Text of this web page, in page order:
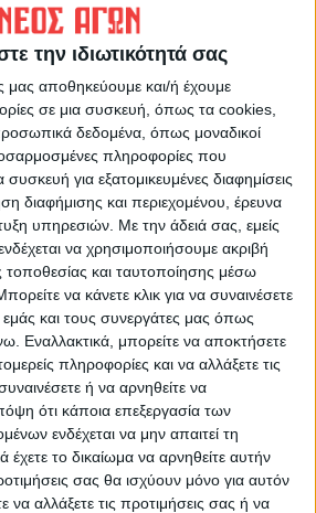
την ιδιωτικότητά σας
μας αποθηκεύουμε και/ή έχουμε
σε μια συσκευή, όπως τα cookies,
δεδομένα, όπως μοναδικοί
πληροφορίες που
για εξατομικευμένες διαφημίσεις
διαφήμισης και περιεχομένου, έρευνα
υπηρεσιών. Με την άδειά σας, εμείς
να χρησιμοποιήσουμε ακριβή
τοποθεσίας και ταυτοποίησης μέσω
να κάνετε κλικ για να συναινέσετε
και τους συνεργάτες μας όπως
Εναλλακτικά, μπορείτε να αποκτήσετε
πληροφορίες και να αλλάξετε τις
ή να αρνηθείτε να
ότι κάποια επεξεργασία των
ενδέχεται να μην απαιτεί τη
το δικαίωμα να αρνηθείτε αυτήν
σας θα ισχύουν μόνο για αυτόν
να αλλάξετε τις προτιμήσεις σας ή να
και Φαναριοφερσάλων με
το Δήμο.
και αφού έχουν
τα έργα ανάπλασης,
αγιογράφηση στο
και εικονογράφηση του
εργασίες και υπηρεσίες
το πρόγραμμα.
της Προγραμματικής
του μητροπολίτη ΙΜΘΦ κ.
του δημάρχου Λίμνης
«Τουριστική ανάδειξη
μνημείου Αγίου Σεραφείμ
υποβάλλεται για
στο νέο πρόγραμμαLeader.